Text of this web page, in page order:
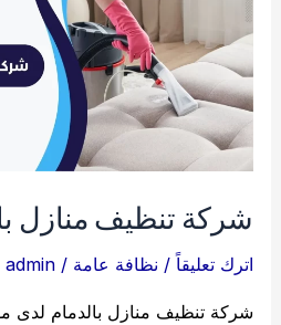
شركة تنظيف منازل
اترك تعليقاً / نظافة عامة /
admin
شركة تنظيف منازل بالدمام لدى